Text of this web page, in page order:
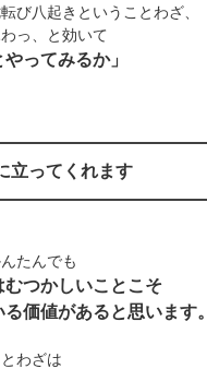
び八起きということわざ、
っ、と効いて
ってみるか」
立ってくれます
たんでも
むつかしいことこそ
価値があると思います。
わざは